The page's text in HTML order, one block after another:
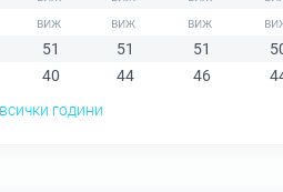
51 51 51
40 44 46
години